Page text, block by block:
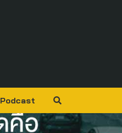
Podcast